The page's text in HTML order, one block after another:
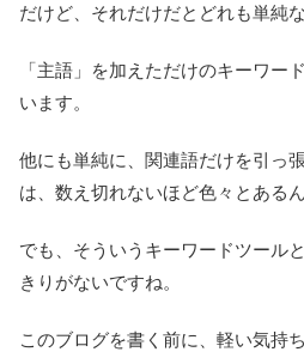
だけど、それだけだとどれも単純な
「主語」を加えただけのキーワー
います。
他にも単純に、関連語だけを引っ
は、数え切れないほど色々とある
でも、そういうキーワードツール
きりがないですね。
このブログを書く前に、軽い気持